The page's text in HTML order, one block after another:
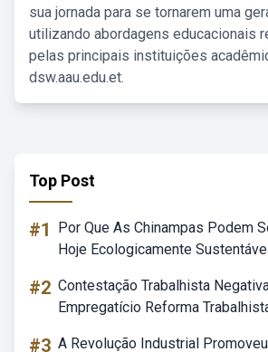
sua jornada para se tornarem uma
utilizando abordagens educacionais
pelas principais instituições
dsw.aau.edu.et.
Top Post
#1
Por Que As Chinampas Podem
Hoje Ecologicamente
#2 Contestação Trabalhista
Empregatício Reforma
#3 A Revolução Industrial